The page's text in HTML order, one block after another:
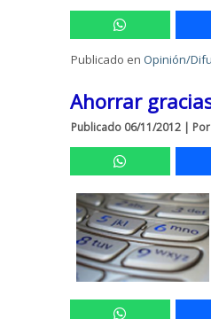
Publicado en Opinión/
Ahorrar
Publicado 06/11/2012 | Por